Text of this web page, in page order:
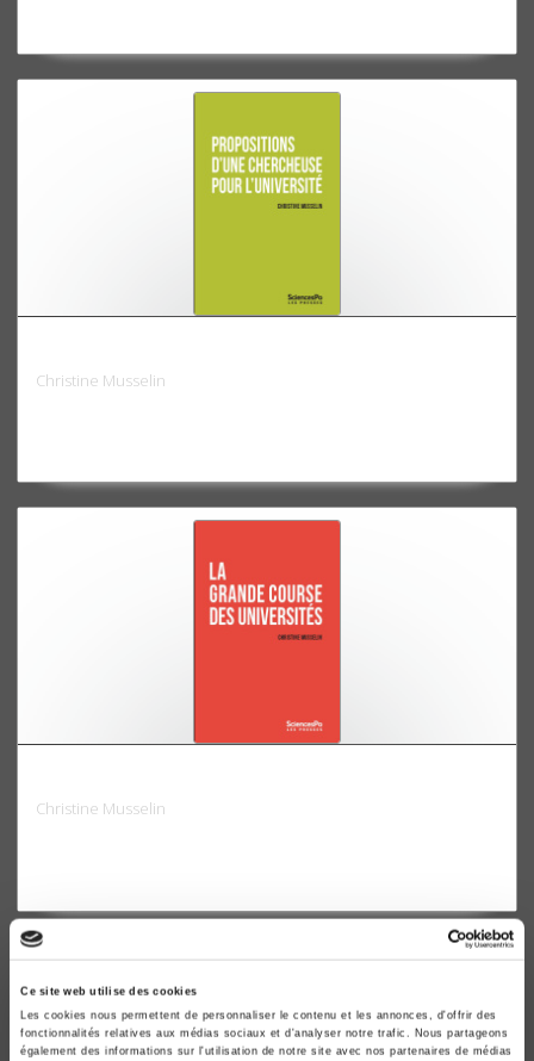
Ce site web utilise des cookies
Les cookies nous permettent de personnaliser le contenu et les annonces, d'offrir des
fonctionnalités relatives aux médias sociaux et d'analyser notre trafic. Nous partageons
également des informations sur l'utilisation de notre site avec nos partenaires de médias
Christine Musselin
Christine Musselin